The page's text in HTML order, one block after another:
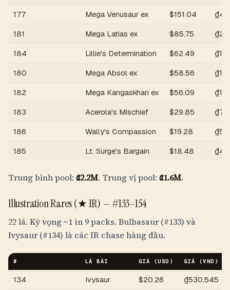
177 Mega Venusaur ex $151.04
181
Mega Latias ex $85.75
184
Lillie's Determination $62.49
180
Mega Absol ex $58.56
182
Mega Kangaskhan ex $56.09
183
Acerola's Mischief $29.85
186
Wally's Compassion $19.28
185
Lt. Surge's Bargain $18.48
Trung bình pool: ₫2.2M. Trung vị pool: ₫1.6M.
Illustration Rares (★ IR) —#133–154
22 lá. Kỳ vọng ~1 in 9 packs. Bulbasaur (#133) và
Ivysaur (#134) là các IR chase hàng đầu.
# LÁ BÀI GIÁ (USD) GIÁ (VND )
134 Ivysaur $20.26
₫530,545